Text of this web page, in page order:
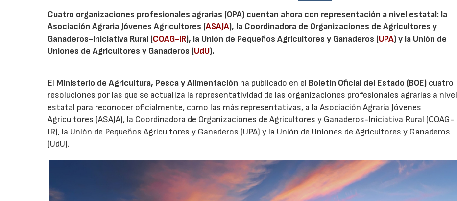
Cuatro organizaciones profesionales agrarias (OPA) cuentan ahora con representación a nivel estatal: la
Asociación Agraria Jóvenes Agricultores (ASAJA), la Coordinadora de Organizaciones de Agricultores y
Ganaderos-Iniciativa Rural (COAG-IR), la Unión de Pequeños Agricultores y Ganaderos (UPA) y la Unión de
Uniones de Agricultores y Ganaderos (UdU).
El Ministerio de Agricultura, Pesca y Alimentación ha publicado en el Boletín Oficial del Estado (BOE) cuatro
resoluciones por las que se actualiza la representatividad de las organizaciones profesionales agrarias a nivel
estatal para reconocer oficialmente, como las más representativas, a la Asociación Agraria Jóvenes
Agricultores (ASAJA), la Coordinadora de Organizaciones de Agricultores y Ganaderos-Iniciativa Rural (COAG-
IR), la Unión de Pequeños Agricultores y Ganaderos (UPA) y la Unión de Uniones de Agricultores y Ganaderos
(UdU).